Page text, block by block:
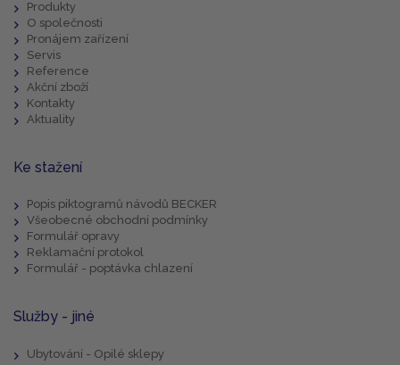
Produkty
O společnosti
Pronájem zařízení
Servis
Reference
Akční zboží
Kontakty
Aktuality
Ke stažení
Popis piktogramů návodů BECKER
Všeobecné obchodní podmínky
Formulář opravy
Reklamační protokol
Formulář - poptávka chlazení
Služby - jiné
Ubytování - Opilé sklepy